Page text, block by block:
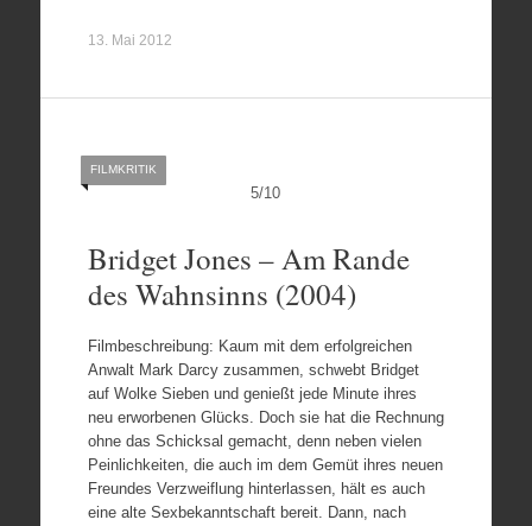
13. Mai 2012
5/10
FILMKRITIK
Bridget Jones – Am Rande
des Wahnsinns (2004)
Filmbeschreibung: Kaum mit dem erfolgreichen
Anwalt Mark Darcy zusammen, schwebt Bridget
auf Wolke Sieben und genießt jede Minute ihres
neu erworbenen Glücks. Doch sie hat die Rechnung
ohne das Schicksal gemacht, denn neben vielen
Peinlichkeiten, die auch im dem Gemüt ihres neuen
Freundes Verzweiflung hinterlassen, hält es auch
eine alte Sexbekanntschaft bereit. Dann, nach